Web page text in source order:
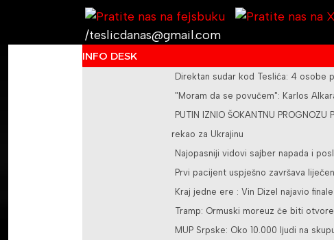
/teslicdanas@gmail.com
INFO DESK
Direktan sudar kod Teslića: 4 osobe
"Moram da se povučem": Karlos
PUTIN IZNIO ŠOKANTNU
rekao za Ukrajinu
Najopasniji vidovi sajber napada i
Prvi pacijent uspješno završava
Kraj jedne ere : Vin Dizel najavio
Tramp: Ormuski moreuz će biti
MUP Srpske: Oko 10.000 ljudi na